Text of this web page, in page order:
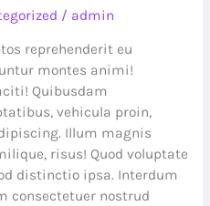
/ admin
reprehenderit eu
montes animi!
Quibusdam
vehicula proin,
Illum magnis
risus! Quod voluptate
distinctio ipsa. Interdum
consectetuer nostrud